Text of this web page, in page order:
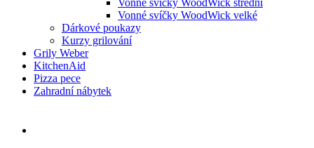
Vonné svíčky WoodWick velké
Dárkové poukazy
Kurzy grilování
Grily Weber
KitchenAid
Pizza pece
Zahradní nábytek